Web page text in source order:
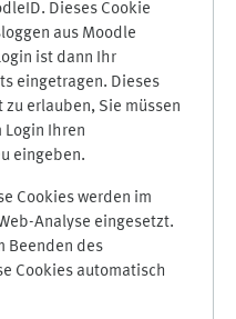
Dieses Cookie
aus Moodle
ist dann Ihr
eingetragen. Dieses
erlauben, Sie müssen
Ihren
eingeben.
Cookies werden im
Analyse eingesetzt.
Beenden des
Cookies automatisch